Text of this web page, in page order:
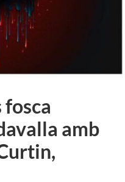
fosca
amb